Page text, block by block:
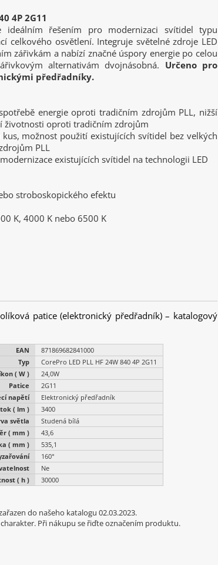
4P 2G11
ideálním řešením pro modernizaci svítidel typu
celkového osvětlení. Integruje světelné zdroje LED
zářivkám a nabízí značné úspory energie po celou
alternativám dvojnásobná. Určeno pro
předřadníky.
energie oproti tradičním zdrojům PLL, nižší
životnosti oproti tradičním zdrojům
možnost použití existujících svítidel bez velkých
PLL
existujících svítidel na technologii LED
stroboskopického efektu
K, 4000 K nebo 6500 K
patice (elektronický předřadník) – katalogový
EAN
871869682841000
Typ
CorePro LED PLL HF 24W 840 4P 2G11
( W )
24,0W
Patice
2G11
napětí
Elektronický předřadník
( lm )
3400
světla
Studená bílá
( mm )
43,6
( mm )
535,1
160°
Ne
( h )
30000
do našeho katalogu 02.03.2023.
Při nákupu se řiďte označením produktu.